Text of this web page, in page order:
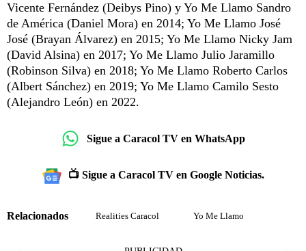
Vicente Fernández (Deibys Pino) y Yo Me Llamo Sandro
de América (Daniel Mora) en 2014; Yo Me Llamo José
José (Brayan Álvarez) en 2015; Yo Me Llamo Nicky Jam
(David Alsina) en 2017; Yo Me Llamo Julio Jaramillo
(Robinson Silva) en 2018; Yo Me Llamo Roberto Carlos
(Albert Sánchez) en 2019; Yo Me Llamo Camilo Sesto
(Alejandro León) en 2022.
Sigue a Caracol TV en WhatsApp
📺 Sigue a Caracol TV en Google Noticias.
Relacionados Realities Caracol Yo Me Llamo